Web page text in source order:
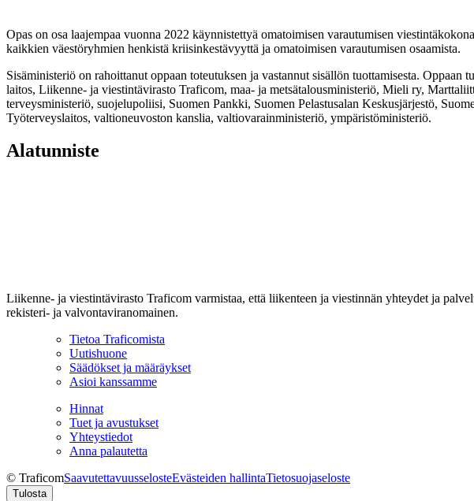
Opas on osa laajempaa vuonna 2022 käynnistettyä omatoimisen varautumisen
kaikkien väestöryhmien henkistä kriisinkestävyyttä ja omatoimisen varautumisen osaamista.
Sisäministeriö on rahoittanut oppaan toteutuksen ja vastannut sisällön tuottamisesta.
laitos, Liikenne- ja viestintävirasto Traficom, maa- ja metsätalousministeriö, Mieli ry,
terveysministeriö, suojelupoliisi, Suomen Pankki, Suomen Pelastusalan Keskusjärjestö,
Työterveyslaitos, valtioneuvoston kanslia, valtiovarainministeriö, ympäristöministeriö.
Alatunniste
Liikenne- ja viestintävirasto Traficom varmistaa, että liikenteen ja viestinnän yhteydet ja
rekisteri- ja valvontaviranomainen.
Tietoa Traficomista
Uutishuone
Säädökset ja määräykset
Asioi kanssamme
Hinnat
Tuet ja avustukset
Yhteystiedot
Anna palautetta
© TraficomSaavutettavuusselosteEvästeiden hallintaTietosuojaseloste
Tulosta